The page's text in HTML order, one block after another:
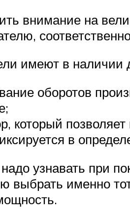
внимание на
имеют в наличии
оборотов
который
в
узнавать при
выбрать именно